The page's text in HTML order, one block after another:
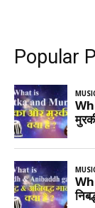
Popular